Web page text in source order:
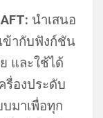
นำเสนอ
ข้ากับฟังก์ชัน
และใช้ได้
รื่องประดับ
มาเพื่อทุก